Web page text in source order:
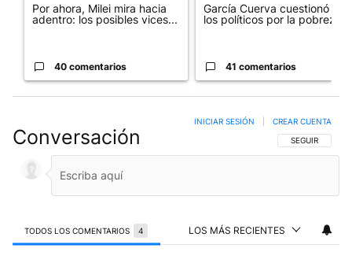
Por ahora, Milei mira hacia
adentro: los posibles vices...
40 comentarios
García Cuerva cuestionó a
los políticos por la pobreza
41 comentarios
Conversación SIGA ESTA
SEGUIR
INICIAR SESIÓN CREAR CUENTA
TODOS LOS COMENTARIOS 4 LOS MÁS RECIENTES